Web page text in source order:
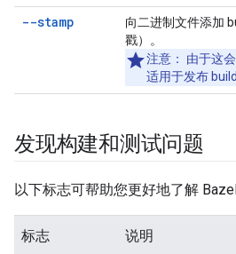
--stamp
向二进制文件添加
戳）。
注意 ： 由于这
适用于发布 build
发现构建和测试问题
以下标志可帮助您更好地了解
标志 说明